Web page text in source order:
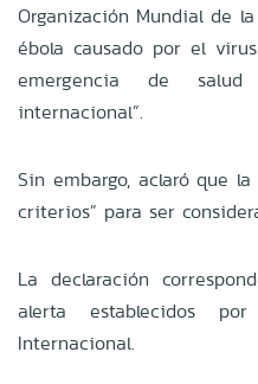
Organización Mundial de
ébola causado por el
emergencia de
internacional”.
Sin embargo, aclaró que
criterios” para ser
La declaración
alerta establecidos
Internacional.